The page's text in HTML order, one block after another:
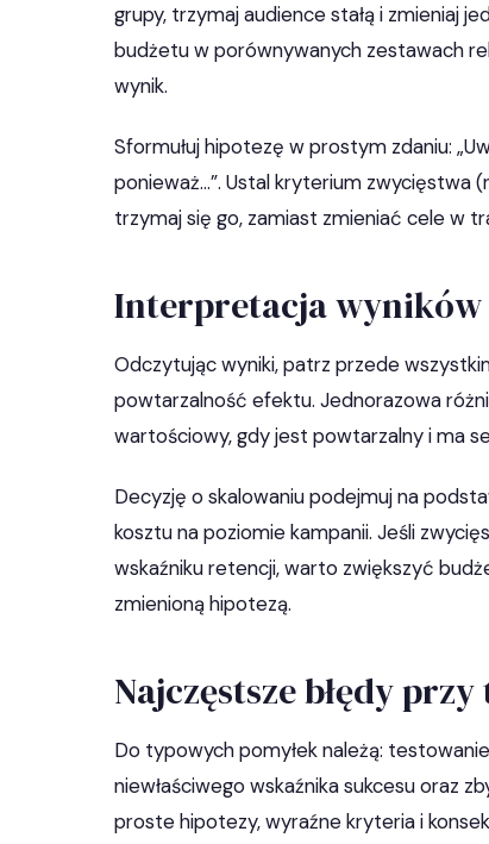
grupy, trzymaj audience stałą i zmieniaj
budżetu w porównywanych zestawach
wynik.
Sformułuj hipotezę w prostym zdaniu:
ponieważ…”. Ustal kryterium zwycięstwa
trzymaj się go, zamiast zmieniać cele w
Interpretacja
Odczytując wyniki, patrz przede
powtarzalność efektu. Jednorazowa
wartościowy, gdy jest powtarzalny i ma
Decyzję o skalowaniu podejmuj na
kosztu na poziomie kampanii. Jeśli
wskaźniku retencji, warto zwiększyć
zmienioną hipotezą.
Najczęstsze błędy
Do typowych pomyłek należą:
niewłaściwego wskaźnika sukcesu oraz
proste hipotezy, wyraźne kryteria i